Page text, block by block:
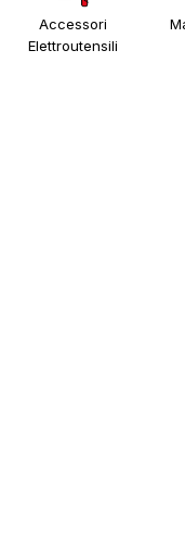
Accessori
Elettroutensili